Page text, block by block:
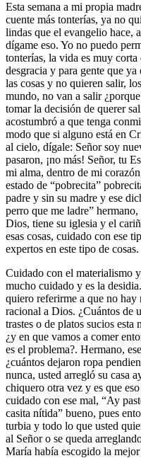
Esta semana a mi propia
cuente más tonterías, ya no
lindas que el evangelio hace,
dígame eso. Yo no puedo
tonterías, la vida es muy corta
desgracia y para gente que
las cosas y no quieren salir,
mundo, no van a salir
tomar la decisión de querer
acostumbró a que tenga
modo que si alguno está en
al cielo, dígale: Señor soy
pasaron, ¡no más! Señor, tu
mi alma, dentro de mi
estado de “pobrecita”
padre y sin su madre y ese
perro que me ladre”
Dios, tiene su iglesia y el
esas cosas, cuidado con ese
expertos en este tipo de cosas.
Cuidado con el materialismo
mucho cuidado y es la
quiero referirme a que no hay
racional a Dios. ¿Cuántos de
trastes o de platos sucios esta
¿y en que vamos a comer
es el problema?. Hermano,
¿cuántos dejaron ropa
nunca, usted arregló su casa
chiquero otra vez y es que
cuidado con ese mal, “Ay
casita nítida” bueno, pues
turbia y todo lo que usted
al Señor o se queda
María había escogido la